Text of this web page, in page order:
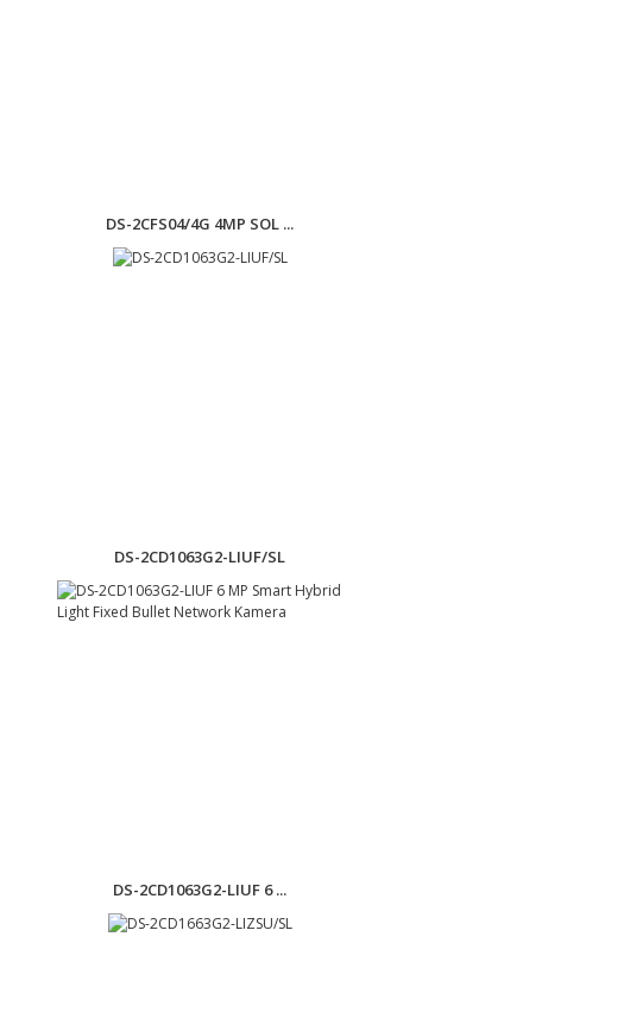
DS-2CFS04/4G 4MP SOL ...
DS-2CD1063G2-LIUF/SL
DS-2CD1063G2-LIUF 6 ...